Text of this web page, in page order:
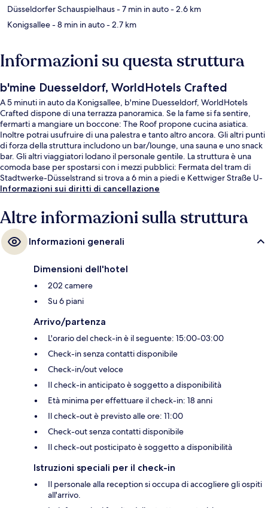
Düsseldorfer Schauspielhaus- 7 min in auto- 2.6 km
Konigsallee- 8 min in auto- 2.7 km
Informazioni su questa struttura
b'mine Duesseldorf, WorldHotels Crafted
A 5 minuti in auto da Konigsallee, b'mine Duesseldorf, WorldHotels
Crafted dispone di una terrazza panoramica. Se la fame si fa sentire,
fermarti a mangiare un boccone: The Roof propone cucina asiatica.
Inoltre potrai usufruire di una palestra e tanto altro ancora. Gli altri punti
di forza della struttura includono un bar/lounge, una sauna e uno snack
bar. Gli altri viaggiatori lodano il personale gentile. La struttura è una
comoda base per spostarsi con i mezzi pubblici: Fermata del tram di
Stadtwerke-Düsselstrand si trova a 6 min a piedi e Kettwiger Straße U-
Bahn a 6.
Informazioni sui diritti di cancellazione
Altre informazioni sulla struttura
Informazioni generali
Dimensioni dell'hotel
202 camere
Su 6 piani
Arrivo/partenza
L'orario del check-in è il seguente: 15:00-03:00
Check-in senza contatti disponibile
Check-in/out veloce
Il check-in anticipato è soggetto a disponibilità
Età minima per effettuare il check-in: 18 anni
Il check-out è previsto alle ore: 11:00
Check-out senza contatti disponibile
Il check-out posticipato è soggetto a disponibilità
Istruzioni speciali per il check-in
Il personale alla reception si occupa di accogliere gli ospiti
all'arrivo.